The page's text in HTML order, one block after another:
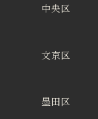
中央区
文京区
墨田区